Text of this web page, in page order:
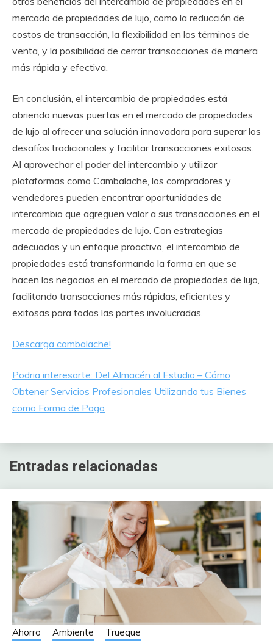
mercado de propiedades de lujo, como la reducción de
costos de transacción, la flexibilidad en los términos de
venta, y la posibilidad de cerrar transacciones de manera
más rápida y efectiva.
En conclusión, el intercambio de propiedades está
abriendo nuevas puertas en el mercado de propiedades
de lujo al ofrecer una solución innovadora para superar los
desafíos tradicionales y facilitar transacciones exitosas.
Al aprovechar el poder del intercambio y utilizar
plataformas como Cambalache, los compradores y
vendedores pueden encontrar oportunidades de
intercambio que agreguen valor a sus transacciones en el
mercado de propiedades de lujo. Con estrategias
adecuadas y un enfoque proactivo, el intercambio de
propiedades está transformando la forma en que se
hacen los negocios en el mercado de propiedades de lujo,
facilitando transacciones más rápidas, eficientes y
exitosas para todas las partes involucradas.
Descarga cambalache!
Podria interesarte: Del Almacén al Estudio – Cómo
Obtener Servicios Profesionales Utilizando tus Bienes
como Forma de Pago
Entradas relacionadas
Ahorro Ambiente Trueque